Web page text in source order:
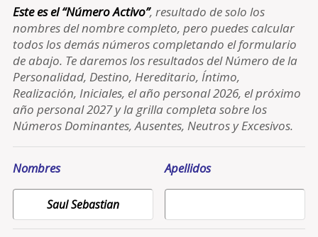
Este es el “Número Activo”, resultado de solo los
nombres del nombre completo, pero puedes calcular
todos los demás números completando el formulario
de abajo. Te daremos los resultados del Número de la
Personalidad, Destino, Hereditario, Íntimo,
Realización, Iniciales, el año personal 2026, el próximo
año personal 2027 y la grilla completa sobre los
Números Dominantes, Ausentes, Neutros y Excesivos.
Nombres Apellidos